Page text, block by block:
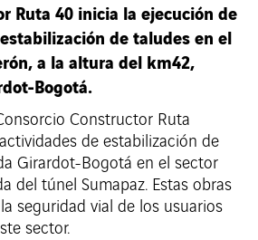
Ruta 40 inicia la ejecución de
de taludes en el
a la altura del km42,
Bogotá.
Constructor Ruta
de estabilización de
Girardot-Bogotá en el sector
del túnel Sumapaz. Estas obras
seguridad vial de los usuarios
sector.